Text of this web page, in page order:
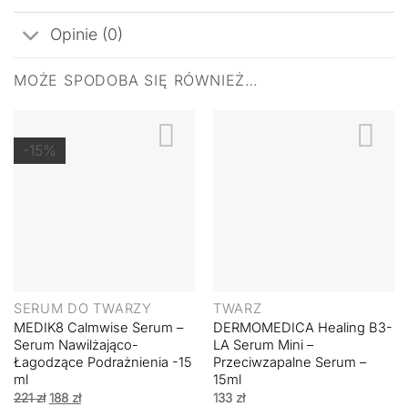
Opinie (0)
MOŻE SPODOBA SIĘ RÓWNIEŻ…
-15%
SERUM DO TWARZY
MEDIK8 Calmwise Serum –
Serum Nawilżająco-
Łagodzące Podrażnienia -15
ml
221zł Pierwotna
cena
188 złAktualna
cena
TWARZ
DERMOMEDICA Healing B3-
LA Serum Mini –
Przeciwzapalne Serum –
15ml
133 zł